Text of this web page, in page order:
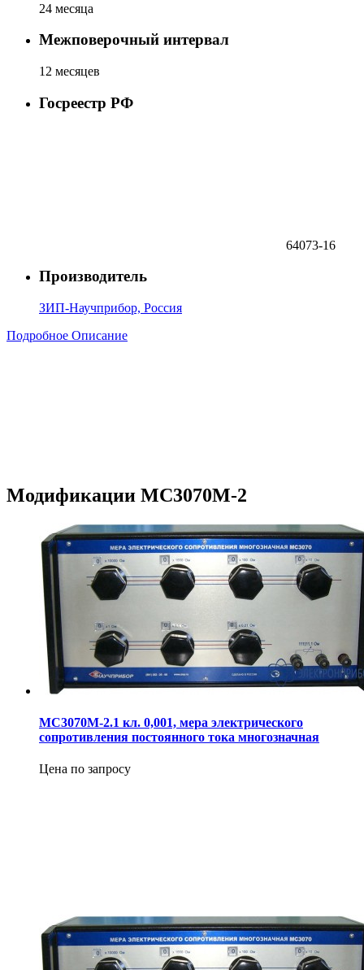
24 месяца
Межповерочный интервал
12 месяцев
Госреестр РФ
64073-16
Производитель
ЗИП-Научприбор, Россия
Подробное Описание
Модификации МС3070М-2
МС3070М-2.1 кл. 0,001, мера электрического
сопротивления постоянного тока многозначная
Цена по запросу